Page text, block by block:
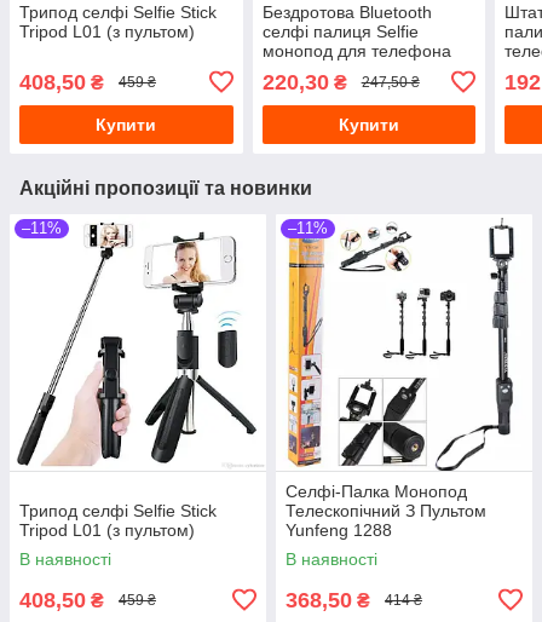
Трипод селфі Selfie Stick
Tripod L01 (з пультом)
408,50 ₴ 459 ₴
Купити
Бездротова Bluetooth
селфі палиця Selfie
монопод для телефона
220,30₴ 247,50 ₴
Купити
Акційні пропозиції та новинки
–11%
Трипод селфі Selfie Stick
Tripod L01 (з пультом)
В наявності
408,50 ₴ 459 ₴
–11%
Селфі-Палка Монопод
Телескопічний З Пультом
Yunfeng 1288
В наявності
368,50 ₴ 414 ₴